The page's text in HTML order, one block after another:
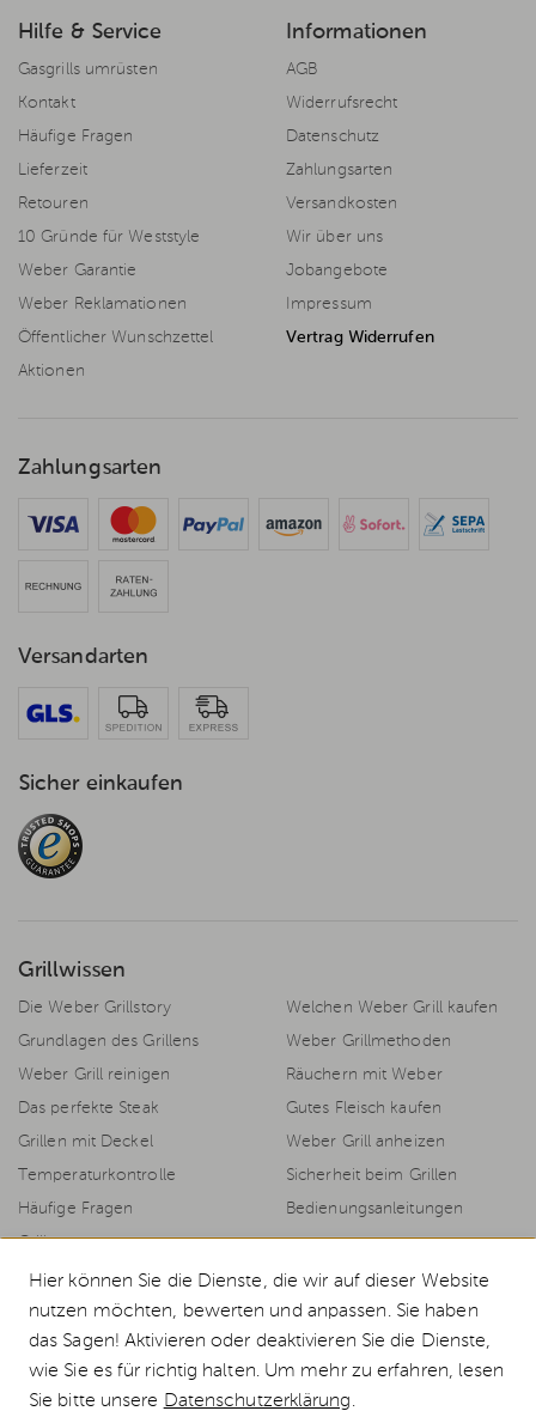
Hilfe & Service
Gasgrills umrüsten
Kontakt
Häufige Fragen
Lieferzeit
Retouren
10 Gründe für Weststyle
Weber Garantie
Weber Reklamationen
Öffentlicher Wunschzettel
Aktionen
Informationen
AGB
Widerrufsrecht
Datenschutz
Zahlungsarten
Versandkosten
Wir über uns
Jobangebote
Impressum
Vertrag Widerrufen
Zahlungsarten
Versandarten
Sicher einkaufen
Grillwissen
Die Weber Grillstory
Welchen Weber Grill kaufen
Grundlagen des Grillens
Weber Grillmethoden
Weber Grill reinigen
Räuchern mit Weber
Das perfekte Steak
Gutes Fleisch kaufen
Grillen mit Deckel
Weber Grill anheizen
Temperaturkontrolle
Sicherheit beim Grillen
Häufige Fragen
Bedienungsanleitungen
Grillrezepte
© 2026 Weststyle GmbH · Europas grosser Weber Spezialist
Alle Preise inkl. MwSt., inkl. Verpackungskosten und zzgl.
Hier können Sie die Dienste, die wir auf dieser Website
nutzen möchten, bewerten und anpassen. Sie haben
das Sagen! Aktivieren oder deaktivieren Sie die Dienste,
wie Sie es für richtig halten. Um mehr zu erfahren, lesen
Sie bitte unsere Datenschutzerklärung.